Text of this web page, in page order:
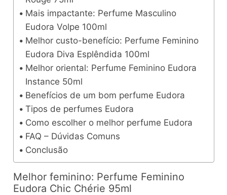
Mais impactante: Perfume Masculino
Eudora Volpe 100ml
Melhor custo-benefício: Perfume Feminino
Eudora Diva Esplêndida 100ml
Melhor oriental: Perfume Feminino Eudora
Instance 50ml
Benefícios de um bom perfume Eudora
Tipos de perfumes Eudora
Como escolher o melhor perfume Eudora
FAQ – Dúvidas Comuns
Conclusão
Melhor feminino: Perfume Feminino
Eudora Chic Chérie 95ml